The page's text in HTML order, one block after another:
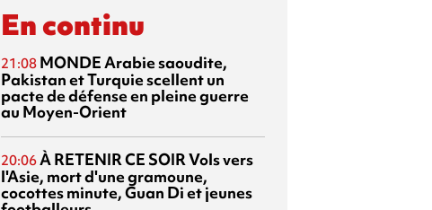
En continu
21:08 MONDEArabie saoudite,
Pakistan et Turquie scellent un
pacte de défense en pleine guerre
au Moyen-Orient
20:06À RETENIR CE SOIRVols vers
l'Asie, mort d'une gramoune,
cocottes minute, Guan Di et jeunes